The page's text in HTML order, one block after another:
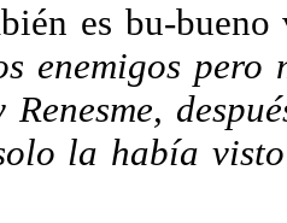
es bu-
enemigos
la había